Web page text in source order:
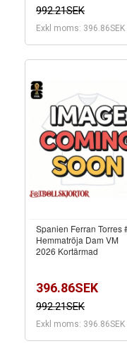
992.21SEK
Exkl moms: 396.86SEK
Spanien Ferran Torres
Hemmatröja Dam VM
2026 Kortärmad
396.86SEK
992.21SEK
Exkl moms: 396.86SEK